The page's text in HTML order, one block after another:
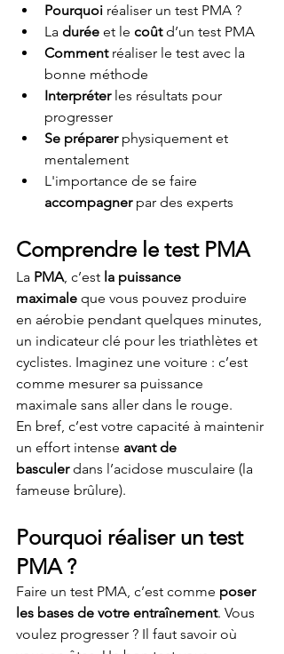
Pourquoi réaliser un test PMA ?
La durée et le coût d’un test PMA
Comment réaliser le test avec la
bonne méthode
Interpréter les résultats pour
progresser
Se préparer physiquement et
mentalement
L'importance de se faire
accompagner par des experts
Comprendre le test PMA
La PMA, c’est la puissance
maximale que vous pouvez produire
en aérobie pendant quelques minutes,
un indicateur clé pour les triathlètes et
cyclistes. Imaginez une voiture : c’est
comme mesurer sa puissance
maximale sans aller dans le rouge.
En bref, c’est votre capacité à maintenir
un effort intense avant de
basculer dans l’acidose musculaire (la
fameuse brûlure).
Pourquoi réaliser un test
PMA ?
Faire un test PMA, c’est comme poser
les bases de votre entraînement. Vous
voulez progresser ? Il faut savoir où